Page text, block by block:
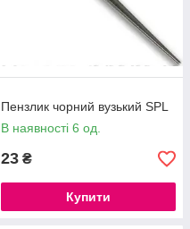
Пензлик чорний вузький SPL
В наявності 6 од.
23 ₴
Купити